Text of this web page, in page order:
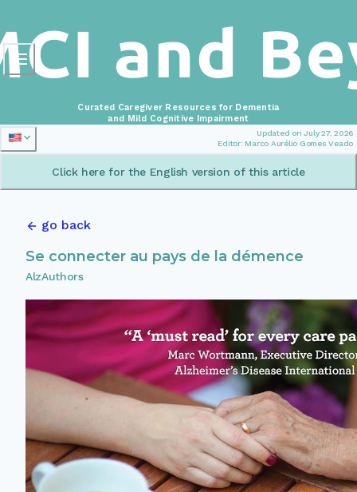
Updated on July 27, 2026
Editor: Marco Aurélio Gomes Veado
Curated Caregiver Resources for Dementia
and Mild Cognitive Impairment
Click here for the English version of this article
go back
Se connecter au pays de la démence
AlzAuthors